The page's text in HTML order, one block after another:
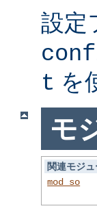
設定
t を
モ
関連モジ
mod_so